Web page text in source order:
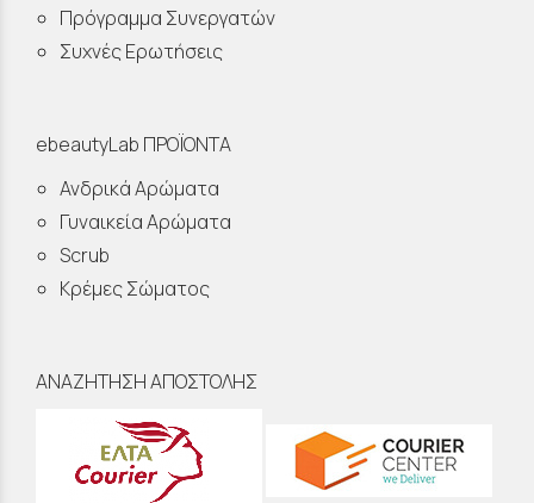
Πρόγραμμα Συνεργατών
Συχνές Ερωτήσεις
ebeautyLab ΠΡΟΪΟΝΤΑ
Ανδρικά Αρώματα
Γυναικεία Αρώματα
Scrub
Κρέμες Σώματος
ΑΝΑΖΗΤΗΣΗ ΑΠΟΣΤΟΛΗΣ